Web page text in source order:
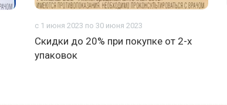
с 1 июня 2023 по 30 июня 2023
Скидки до 20% при покупке от 2-х
упаковок